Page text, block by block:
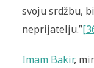
svoju srdžbu,
neprijatelju.”
Imam Bakir,